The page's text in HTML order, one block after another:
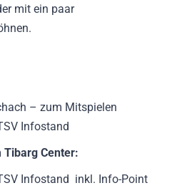
mit ein paar
– zum Mitspielen
Infostand
Center:
Infostand inkl. Info-Point